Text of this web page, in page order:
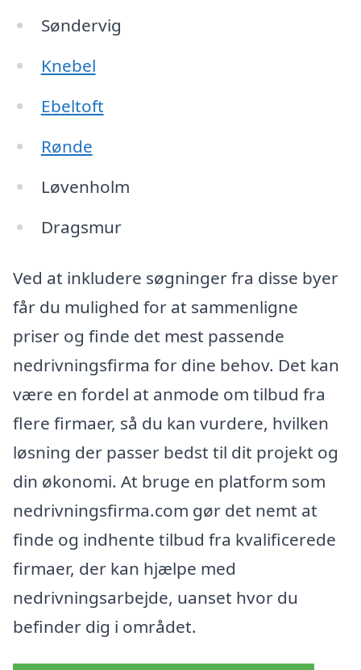
Søndervig
Knebel
Ebeltoft
Rønde
Løvenholm
Dragsmur
Ved at inkludere søgninger fra disse byer
får du mulighed for at sammenligne
priser og finde det mest passende
nedrivningsfirma for dine behov. Det kan
være en fordel at anmode om tilbud fra
flere firmaer, så du kan vurdere, hvilken
løsning der passer bedst til dit projekt og
din økonomi. At bruge en platform som
nedrivningsfirma.com gør det nemt at
finde og indhente tilbud fra kvalificerede
firmaer, der kan hjælpe med
nedrivningsarbejde, uanset hvor du
befinder dig i området.